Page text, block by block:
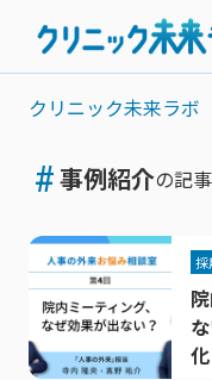
クリニック未来ラボ
#事例紹介の記
採